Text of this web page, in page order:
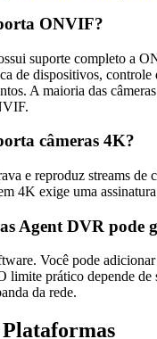
ONVIF?
suporte completo a
de dispositivos, controle
A maioria das
câmeras 4K?
e reproduz streams de
4K exige uma
Agent DVR pode
Você pode adicionar
limite prático depende
da rede.